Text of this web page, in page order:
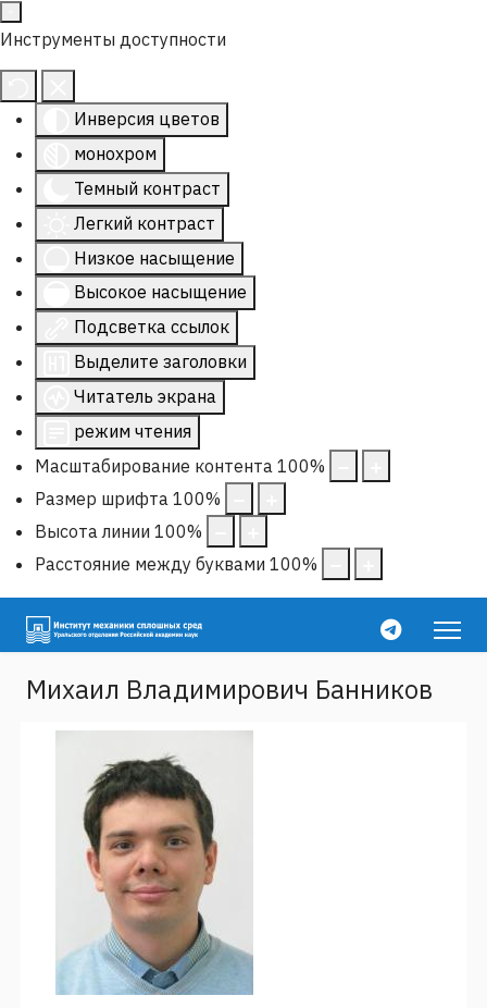
Инструменты доступности
Инверсия цветов
монохром
Темный контраст
Легкий контраст
Низкое насыщение
Высокое насыщение
Подсветка ссылок
Выделите заголовки
Читатель экрана
режим чтения
Масштабирование контента 100%
Размер шрифта 100%
Высота линии 100%
Расстояние между буквами 100%
Михаил Владимирович Банников